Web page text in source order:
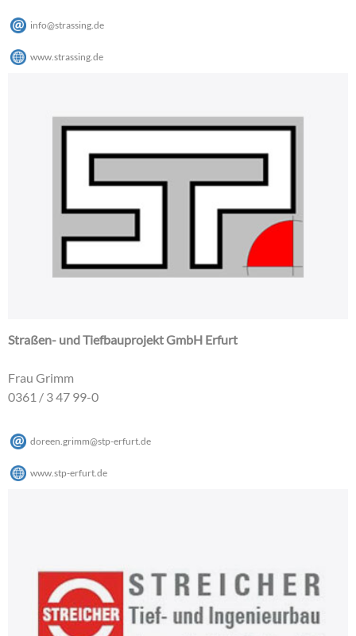
info@strassing.de
www.strassing.de
Straßen- und Tiefbauprojekt GmbH Erfurt
Frau Grimm
0361 / 3 47 99-0
doreen.grimm@stp-erfurt de
www.stp-erfurt.de